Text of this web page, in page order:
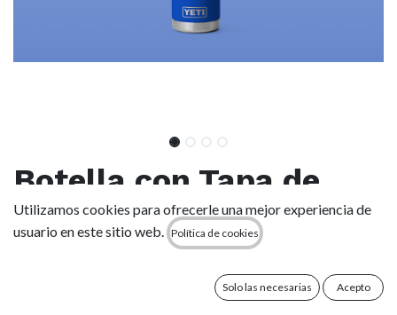
Botella con Tapa de
Pajita Yeti Rambler 18
oz (532 ml) - Royal
Utilizamos cookies para ofrecerle una mejor experiencia de
usuario en este sitio web.
Política de cookies
Solo las necesarias Acepto